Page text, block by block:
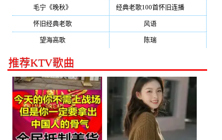
毛宁《晚秋》 经典老歌100首怀旧连播(134)
怀旧经典老歌 风语(132)
望海高歌 陈瑞(128)
推荐KTV歌曲